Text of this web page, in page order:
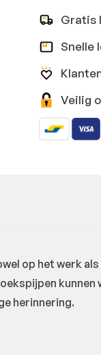
Gratis
Snelle
Veilig
op het werk
herinnering.